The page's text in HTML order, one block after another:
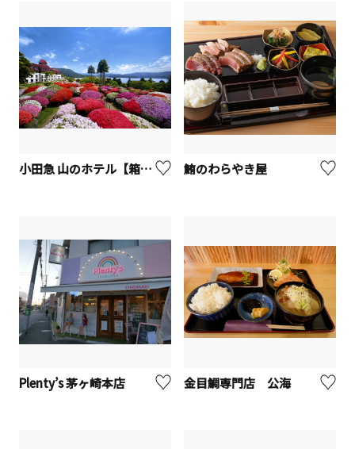
小田急 山のホテル【箱根町】 鮪のわらやき屋
Plenty’s 茅ヶ崎本店 金目鯛専門店 公海